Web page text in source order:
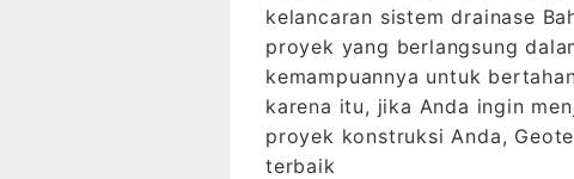
kelancaran sistem drainase
proyek yang berlangsung
kemampuannya untuk
karena itu, jika Anda ingin
proyek konstruksi Anda,
terbaik